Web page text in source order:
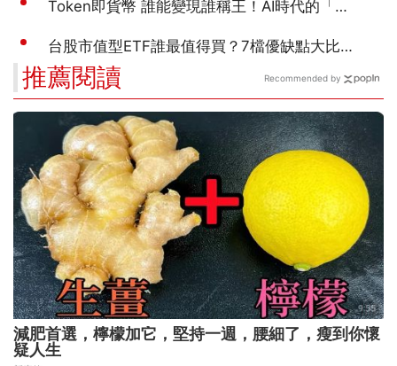
推薦閱讀
減肥首選，檸檬加它，堅持一週，腰細了，瘦到你懷
疑人生
Recommended by